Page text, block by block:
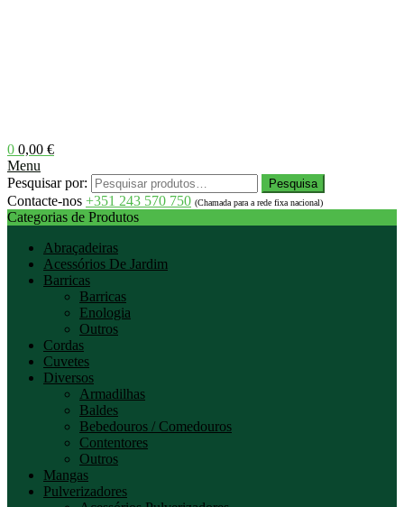
0 0,00 €
Menu
Pesquisar por:
Pesquisa
Contacte-nos +351 243 570 750 (Chamada para a rede fixa nacional)
Categorias de Produtos
Abraçadeiras
Acessórios De Jardim
Barricas
Barricas
Enologia
Outros
Cordas
Cuvetes
Diversos
Armadilhas
Baldes
Bebedouros / Comedouros
Contentores
Outros
Mangas
Pulverizadores